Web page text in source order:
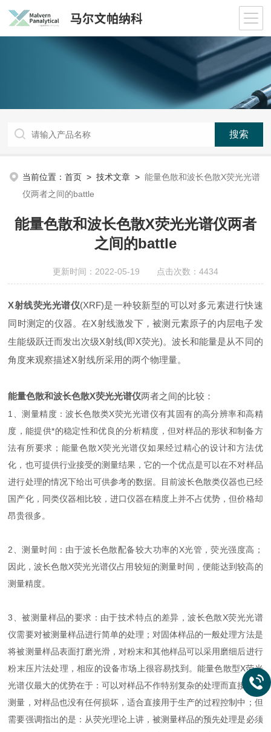
当前位置：首页 >技术文章 >能量色散和波长色散X荧光光谱
仪两者之间的battle
能量色散和波长色散X荧光光谱仪两者
之间的battle
更新时间：2022-05-19 点击次数：4434
X射线荧光光谱仪(XRF)是一种较新型的可以对多元素进行快速
同时测定的仪器。在X射线激发下，被测元素原子的内层电子发
生能级跃迁而发出次级X射线(即X荧光)。波长和能量是从不同的
角度来观察描述X射线所采用的两个物理量。
能量色散和波长色散X荧光光谱仪两者之间的比较：
1、测量精度：波长色散类X荧光光谱仪有其固有的高分辨率和高精
度，能提供*的稳定性和优良的分析精度，但对样品的形状和制备方
法有所要求；能量色散X荧光光谱仪如果经过精心的设计和方法优
化，也可提供行业接受的测量结果，它的一个优点是可以在不对样品
进行处理的情况下给出可供参考的数据。目前波长色散类仪器也已经
国产化，同类仪器相比较，进口仪器在精度上并不占优势，但价格却
昂贵很多。
2、测量时间：由于波长色散配备较大功率的X光管，荧光强度高；
因此，波长色散X荧光光谱仪占用较短的测量时间，便能达到较高的
测量精度。
3、被测量样品的要求：由于技术特点的差异，波长色散X荧光光谱
仪需要对被测量样品进行简单的处理；对固体样品的一般处理方法是
将被测量样品表面打磨光滑，对粉末和其他样品可以采用磨细后进行
粉末压片法处理，相应的设备市场上很容易找到。能量色散型X荧光
光谱仪最大的优势在于：可以对样品不作特别复杂的处理而直接进行
测量，对样品也没有任何损坏，适合直接用于生产的过程控制中；但
需要强调指出的是：从荧光理论上讲，被测量样品的预先处理是必须